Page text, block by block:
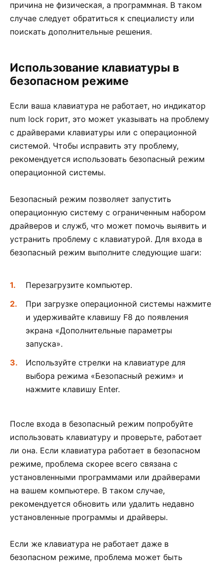
причина не физическая, а программная. В таком
случае следует обратиться к специалисту или
поискать дополнительные решения.
Использование клавиатуры в
безопасном режиме
Если ваша клавиатура не работает, но индикатор
num lock горит, это может указывать на проблему
с драйверами клавиатуры или с операционной
системой. Чтобы исправить эту проблему,
рекомендуется использовать безопасный режим
операционной системы.
Безопасный режим позволяет запустить
операционную систему с ограниченным набором
драйверов и служб, что может помочь выявить и
устранить проблему с клавиатурой. Для входа в
безопасный режим выполните следующие шаги:
Перезагрузите компьютер.
При загрузке операционной системы нажмите
и удерживайте клавишу F8 до появления
экрана «Дополнительные параметры
запуска».
Используйте стрелки на клавиатуре для
выбора режима «Безопасный режим» и
нажмите клавишу Enter.
После входа в безопасный режим попробуйте
использовать клавиатуру и проверьте, работает
ли она. Если клавиатура работает в безопасном
режиме, проблема скорее всего связана с
установленными программами или драйверами
на вашем компьютере. В таком случае,
рекомендуется обновить или удалить недавно
установленные программы и драйверы.
Если же клавиатура не работает даже в
безопасном режиме, проблема может быть